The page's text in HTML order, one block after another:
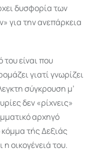
δυσφορία των
για την ανεπάρκεια
είναι που
γιατί γνωρίζει
σύγκρουση μ’
δεν «ρίχνεις»
αρχηγό
τής Δεξιάς
οικογένειά του.